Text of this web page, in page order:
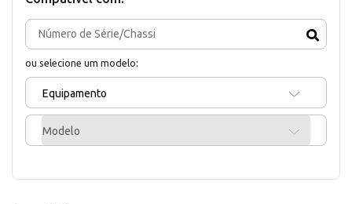
ou selecione um modelo:
Equipamento
Modelo